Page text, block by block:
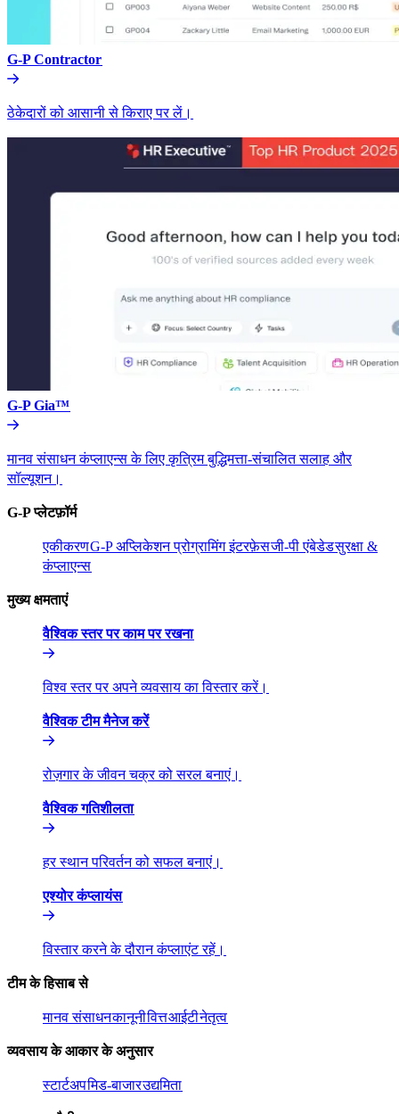
G-P Contractor​​
ठेकेदारों को आसानी से किराए पर लें।​​
G-P Gia™​​
मानव संसाधन कंप्लाएन्स के लिए कृत्रिम बुद्धिमत्ता-संचालित सलाह और
सॉल्यूशन।​​
G-P प्लेटफ़ॉर्म​​
एकीकरण​​G-P अप्लिकेशन प्रोग्रामिंग इंटरफ़ेस​​जी-पी एंबेडेड​​सुरक्षा &
कंप्लाएन्स​​
मुख्य क्षमताएं​​
वैश्विक स्तर पर काम पर रखना​​
विश्व स्तर पर अपने व्यवसाय का विस्तार करें।​​
वैश्विक टीम मैनेज करें​​
रोज़गार के जीवन चक्र को सरल बनाएं।​​
वैश्विक गतिशीलता​​
हर स्थान परिवर्तन को सफल बनाएं।​​
एश्योर कंप्लायंस​​
विस्तार करने के दौरान कंप्लाएंट रहें।​​
टीम के हिसाब से​​
मानव संसाधन​​कानूनी​​वित्त​​आईटी​​नेतृत्व​​
व्यवसाय के आकार के अनुसार​​
स्टार्टअप​​मिड-बाजार​​उद्यमिता​​